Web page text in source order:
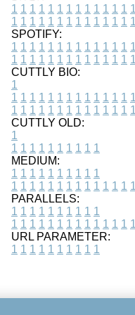
1 1 1 1 1 1 1 1 1 1 1 1 1 1
1 1 1 1 1 1 1 1 1 1 1 1 1 1
SPOTIFY:
1 1 1 1 1 1 1 1 1 1 1 1 1 1
1 1 1 1 1 1 1 1 1 1 1 1 1 1
CUTTLY BIO:
1
1 1 1 1 1 1 1 1 1 1 1 1 1 1
1 1 1 1 1 1 1 1 1 1 1 1 1 1
CUTTLY OLD:
1
1 1 1 1 1 1 1 1 1 1
MEDIUM:
1 1 1 1 1 1 1 1 1 1
1 1 1 1 1 1 1 1 1 1 1 1 1 1
PARALLELS:
1 1 1 1 1 1 1 1 1 1
1 1 1 1 1 1 1 1 1 1 1 1 1 1
URL PARAMETER:
1 1 1 1 1 1 1 1 1 1